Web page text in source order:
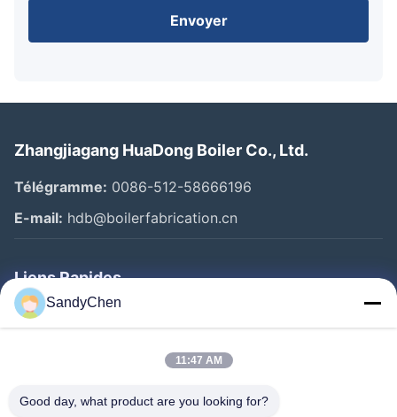
Envoyer
Zhangjiagang HuaDong Boiler Co., Ltd.
Télégramme: 0086-512-58666196
E-mail: hdb@boilerfabrication.cn
Liens Rapides
Maison
Au Sujet De Nous
SandyChen
11:47 AM
Good day, what product are you looking for?